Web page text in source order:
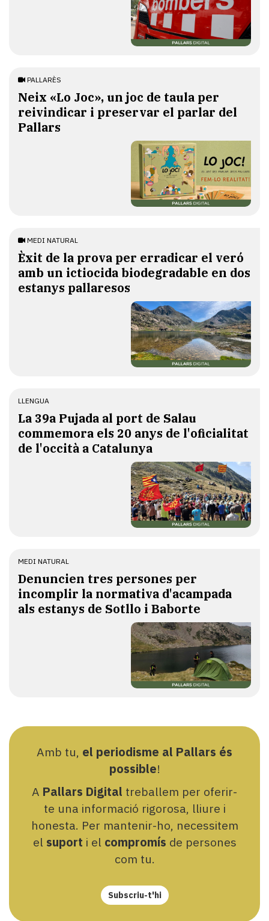
PALLARÈS
​Neix «Lo Joc», un joc de taula per
reivindicar i preservar el parlar del
Pallars
MEDI NATURAL
Èxit de la prova per erradicar el veró
amb un ictiocida biodegradable en dos
estanys pallaresos
LLENGUA
​La 39a Pujada al port de Salau
commemora els 20 anys de l'oficialitat
de l'occità a Catalunya
MEDI NATURAL
Denuncien tres persones per
incomplir la normativa d'acampada
als estanys de Sotllo i Baborte
Amb tu, el periodisme al Pallars és
possible!
A Pallars Digital treballem per oferir-
te una informació rigorosa, lliure i
honesta. Per mantenir-ho, necessitem
el suport i el compromís de persones
com tu.
Subscriu-t'hi